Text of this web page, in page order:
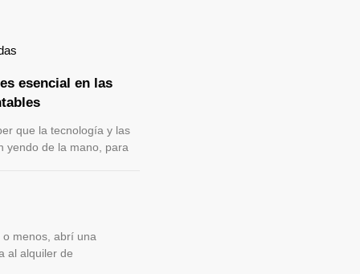
esencial en las
que la tecnología y las
yendo de la mano, para
o menos, abrí una
al alquiler de